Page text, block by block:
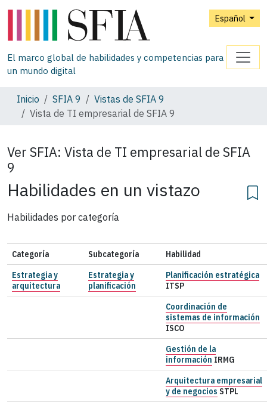
Español
El marco global de habilidades y competencias para
un mundo digital
Inicio SFIA 9
Vistas de SFIA 9
Vista de TI empresarial de SFIA 9
Ver SFIA: Vista de TI empresarial de SFIA
9
Habilidades en un vistazo
Habilidades por categoría
Categoría Subcategoría
Habilidad
Estrategia y
arquitectura
Estrategia y
planificación
Planificación estratégica
ITSP
Coordinación de
sistemas de información
ISCO
Gestión de la
información IRMG
Arquitectura empresarial
y de negocios STPL